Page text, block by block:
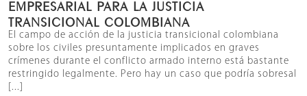
EMPRESARIAL PARA LA JUSTICIA
TRANSICIONAL COLOMBIANA
El campo de acción de la justicia transicional colombiana
sobre los civiles presuntamente implicados en graves
crímenes durante el conflicto armado interno está bastante
restringido legalmente. Pero hay un caso que podría sobresal
[...]